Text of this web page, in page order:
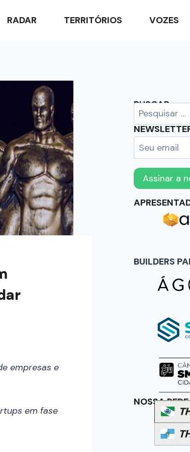
RADAR TERRITÓRIOS VOZES
empresas e
em fase
BUSCAR
BUILDERS
NOSSA REDE